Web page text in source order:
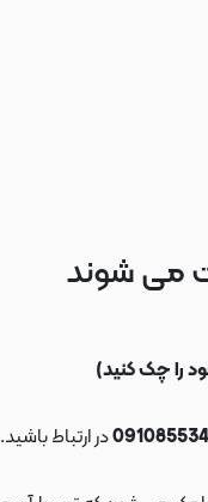
می شوند
در ارتباط باشید.